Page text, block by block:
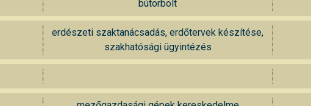
bútorbolt
erdészeti szaktanácsadás, erdőtervek készítése,
szakhatósági ügyintézés